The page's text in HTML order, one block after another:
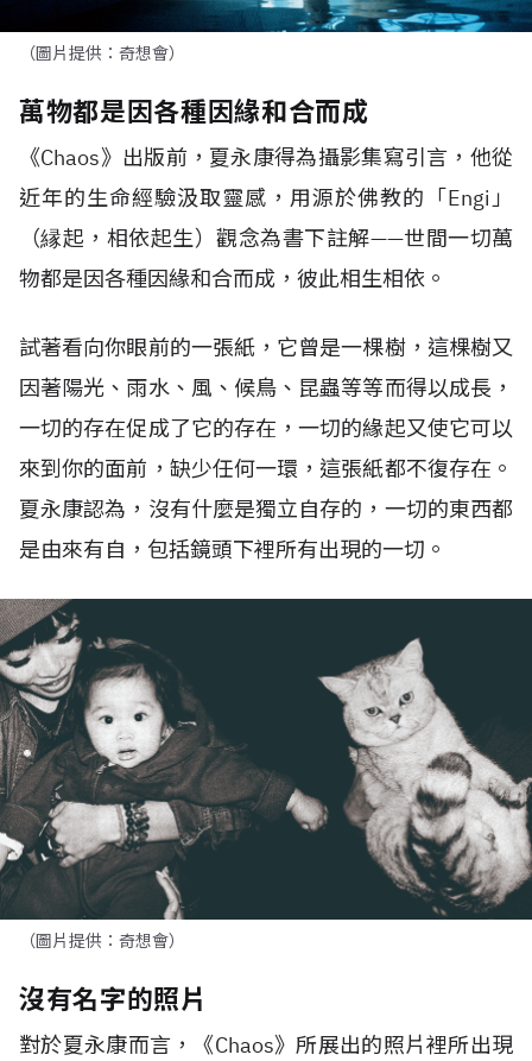
（圖片提供：奇想會）
萬物都是因各種因緣和合而成
《Chaos》出版前，夏永康得為攝影集寫引言，他從
近年的生命經驗汲取靈感，用源於佛教的「Engi」
（縁起，相依起生）觀念為書下註解——世間一切萬
物都是因各種因緣和合而成，彼此相生相依。
試著看向你眼前的一張紙，它曾是一棵樹，這棵樹又
因著陽光、雨水、風、候鳥、昆蟲等等而得以成長，
一切的存在促成了它的存在，一切的緣起又使它可以
來到你的面前，缺少任何一環，這張紙都不復存在。
夏永康認為，沒有什麼是獨立自存的，一切的東西都
是由來有自，包括鏡頭下裡所有出現的一切。
（圖片提供：奇想會）
沒有名字的照片
對於夏永康而言，《Chaos》所展出的照片裡所出現